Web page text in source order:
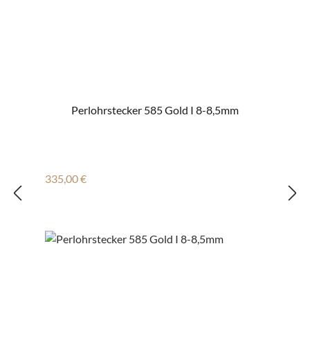
Perlohrstecker 585 Gold I 8-8,5mm
Regulärer Preis:
335,00 €